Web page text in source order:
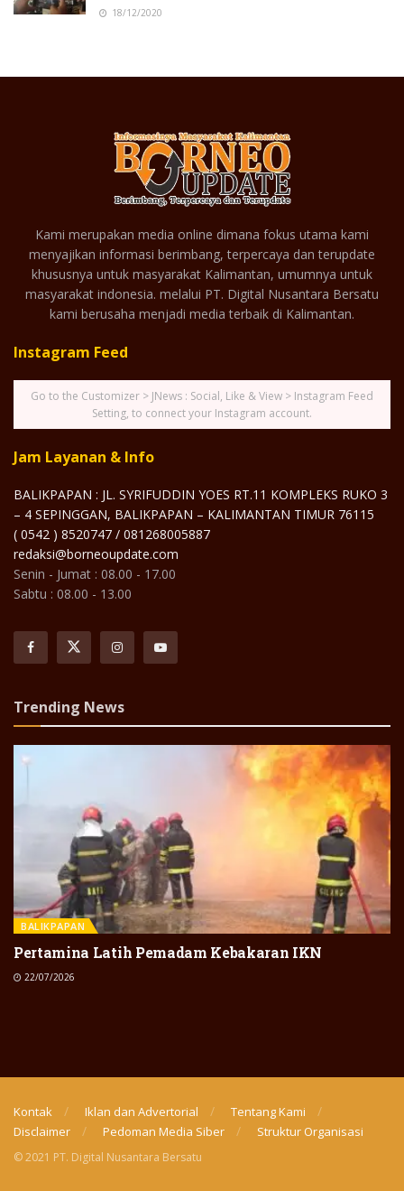
18/12/2020
Kami merupakan media online dimana fokus utama kami
menyajikan informasi berimbang, terpercaya dan terupdate
khususnya untuk masyarakat Kalimantan, umumnya untuk
masyarakat indonesia. melalui PT. Digital Nusantara Bersatu
kami berusaha menjadi media terbaik di Kalimantan.
Instagram Feed
Go to the Customizer > JNews : Social, Like & View > Instagram Feed
Setting, to connect your Instagram account.
Jam Layanan & Info
BALIKPAPAN : JL. SYRIFUDDIN YOES RT.11 KOMPLEKS RUKO 3
– 4 SEPINGGAN, BALIKPAPAN – KALIMANTAN TIMUR 76115
( 0542 ) 8520747 / 081268005887
redaksi@borneoupdate.com
Senin - Jumat : 08.00 - 17.00
Sabtu : 08.00 - 13.00
Trending News
BALIKPAPAN
Pertamina Latih Pemadam Kebakaran IKN
22/07/2026
Kontak Iklan dan Advertorial
Tentang Kami
Disclaimer
Pedoman Media Siber Struktur Organisasi
© 2021 PT. Digital Nusantara Bersatu